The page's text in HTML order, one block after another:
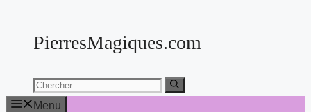
contenuPierresMagiques.com
Chercher:
Menu